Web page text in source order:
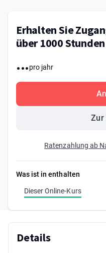
Erhalten Sie
über 1000
...pro jahr
Zur
Ratenzahlung ab
Was ist in enthalten
Dieser Online-Kurs
Details